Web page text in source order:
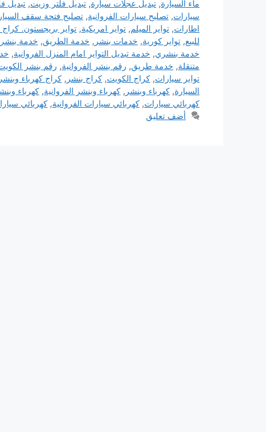
ماء السيارة, تبديل عجلات سيارة, تبديل فلتر وزيت, تبديل
سيارات, تصليح سيارات الفروانية, تصليح فتحة سقف
اطارات, تواير الميلم, تواير امريكية, تواير بريجستون.
للبيع, تواير كورية, خدمات بنشر , خدمة الطريق, خدمة بنشر
خدمة بنشري, خدمة تبديل التواير امام المنزل الفروانية,
متنقلة, خدمة طريق, رقم بنشر الفروانية, رقم بنشر
تواير سيارات, كراج الكويت, كراج بنشر , كراج كهرباء
السيارة, كهرباء وبنشر , كهرباء وبنشر الفروانية, كهرباء
كهربائي سيارات, كهربائي سيارات الفروانية, كهربائي
أضف تعليق